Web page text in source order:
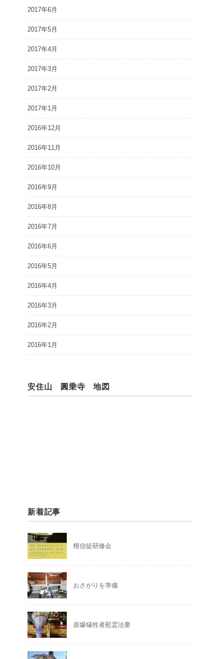
2017年6月
2017年5月
2017年4月
2017年3月
2017年2月
2017年1月
2016年12月
2016年11月
2016年10月
2016年9月
2016年8月
2016年7月
2016年6月
2016年5月
2016年4月
2016年3月
2016年2月
2016年1月
安住山 圓乗寺 地図
新着記事
檀信徒研修会
おさがりを準備
原爆犠牲者慰霊法要